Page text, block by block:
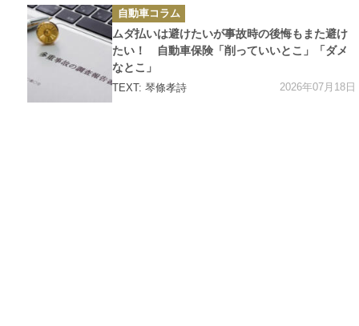
カ
テ
ゴ
リ
ー
自動車コラム
ムダ払いは避けたいが事故時の後悔もまた避け
たい！ 自動車保険「削っていいとこ」「ダメ
なとこ」
TEXT: 琴條孝詩 2026年07月18日